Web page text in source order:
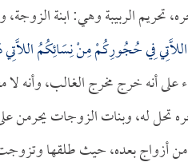
تحريم الربيبة وهي: ابنة
فِي حُجُورِكُمْ مِنْ نِسَائِكُمُ
العلماء على أنه خرج مخرج الغالب،
تحل له، وبنات الزوجات يحرمن
أزواج بعده، حيث طلقها